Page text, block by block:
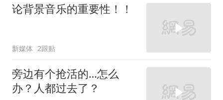
论背景音乐的重要性！！
新媒体 2跟贴
旁边有个抢活的…怎么
办？人都过去了？